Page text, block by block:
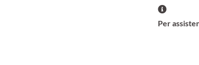
Per